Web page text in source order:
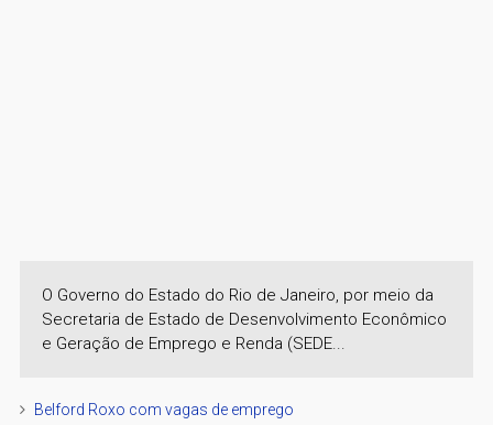
O Governo do Estado do Rio de Janeiro, por meio da
Secretaria de Estado de Desenvolvimento Econômico
e Geração de Emprego e Renda (SEDE...
Belford Roxo com vagas de emprego